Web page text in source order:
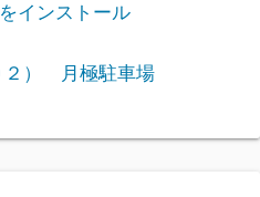
インストール
２） 月極駐車場